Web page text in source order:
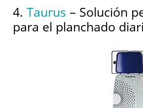
4.Taurus – Solución
para el planchado